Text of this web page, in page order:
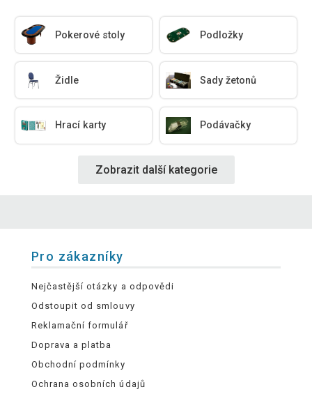
Pokerové stoly Podložky
Židle Sady žetonů
Hrací karty Podávačky
Zobrazit další kategorie
Pro zákazníky
Nejčastější otázky a odpovědi
Odstoupit od smlouvy
Reklamační formulář
Doprava a platba
Obchodní podmínky
Ochrana osobních údajů